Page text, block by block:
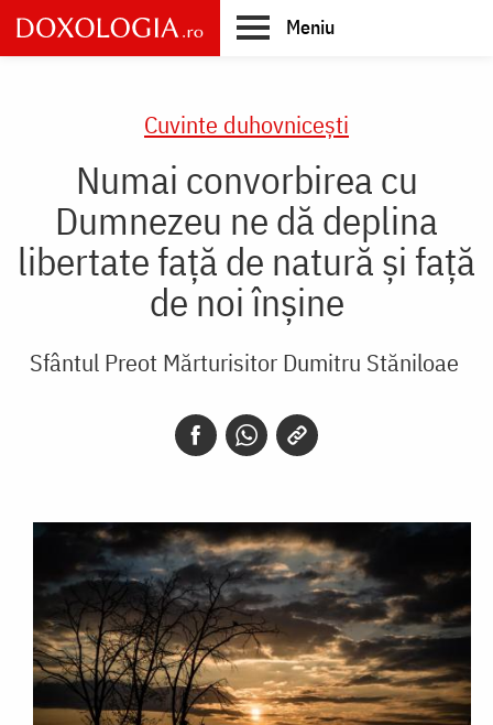
Skip
to
main
Meniu
Cuvinte duhovnicești
Numai convorbirea cu
Dumnezeu ne dă deplina
libertate față de natură și față
de noi înșine
Sfântul Preot Mărturisitor Dumitru Stăniloae